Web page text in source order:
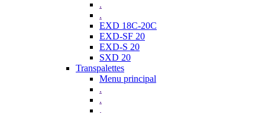
.
.
EXD 18C-20C
EXD-SF 20
EXD-S 20
SXD 20
Transpalettes
Menu principal
.
.
.